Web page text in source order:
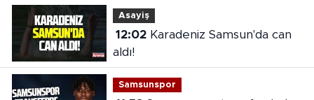
Asayiş
12:02Karadeniz Samsun'da can
aldı!
Samsunspor